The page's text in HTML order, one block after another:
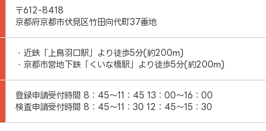
〒612-8418
京都府京都市伏見区竹田向代町37番地
・近鉄「上鳥羽口駅」より徒歩5分(約200m)
・京都市営地下鉄「くいな橋駅」より徒歩5分(約200m)
登録申請受付時間 8：45～11：45 13：00～16：00
検査申請受付時間 8：45～11：30 12：45～15：30